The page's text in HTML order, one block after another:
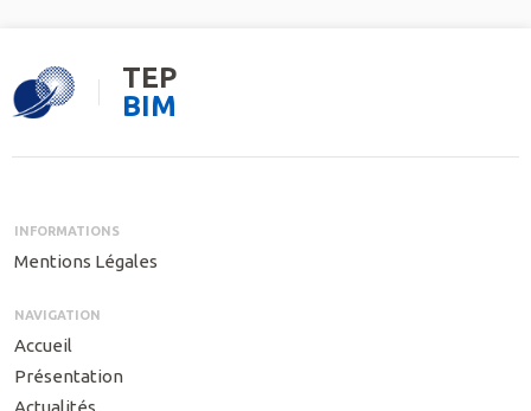
TEP
BIM
INFORMATIONS
Mentions Légales
NAVIGATION
Accueil
Présentation
Actualités